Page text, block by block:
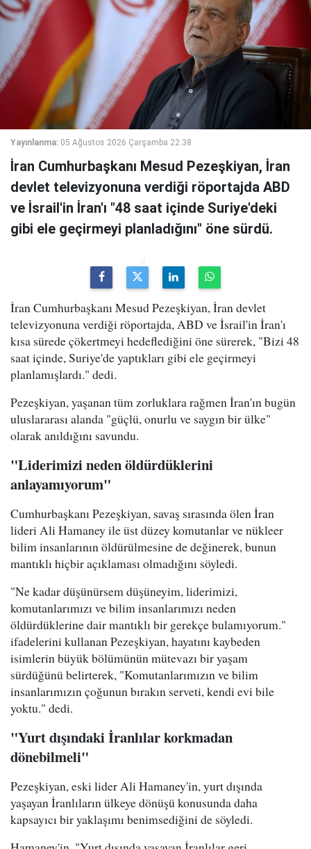
Yayınlanma: 05 Ağustos 2026 Çarşamba 22:38
İran Cumhurbaşkanı Mesud Pezeşkiyan, İran
devlet televizyonuna verdiği röportajda ABD
ve İsrail'in İran'ı "48 saat içinde Suriye'deki
gibi ele geçirmeyi planladığını" öne sürdü.
İran Cumhurbaşkanı Mesud Pezeşkiyan, İran devlet
televizyonuna verdiği röportajda, ABD ve İsrail'in İran'ı
kısa sürede çökertmeyi hedeflediğini öne sürerek, "Bizi 48
saat içinde, Suriye'de yaptıkları gibi ele geçirmeyi
planlamışlardı." dedi.
Pezeşkiyan, yaşanan tüm zorluklara rağmen İran'ın bugün
uluslararası alanda "güçlü, onurlu ve saygın bir ülke"
olarak anıldığını savundu.
"Liderimizi neden öldürdüklerini
anlayamıyorum"
Cumhurbaşkanı Pezeşkiyan, savaş sırasında ölen İran
lideri Ali Hamaney ile üst düzey komutanlar ve nükleer
bilim insanlarının öldürülmesine de değinerek, bunun
mantıklı hiçbir açıklaması olmadığını söyledi.
"Ne kadar düşünürsem düşüneyim, liderimizi,
komutanlarımızı ve bilim insanlarımızı neden
öldürdüklerine dair mantıklı bir gerekçe bulamıyorum."
ifadelerini kullanan Pezeşkiyan, hayatını kaybeden
isimlerin büyük bölümünün mütevazı bir yaşam
sürdüğünü belirterek, "Komutanlarımızın ve bilim
insanlarımızın çoğunun bırakın serveti, kendi evi bile
yoktu." dedi.
"Yurt dışındaki İranlılar korkmadan
dönebilmeli"
Pezeşkiyan, eski lider Ali Hamaney'in, yurt dışında
yaşayan İranlıların ülkeye dönüşü konusunda daha
kapsayıcı bir yaklaşımı benimsediğini de söyledi.